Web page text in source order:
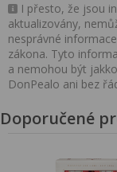
I přesto, že jsou
aktualizovány,
nesprávné
zákona. Tyto
a nemohou být
DonPealo ani bez
Doporučené